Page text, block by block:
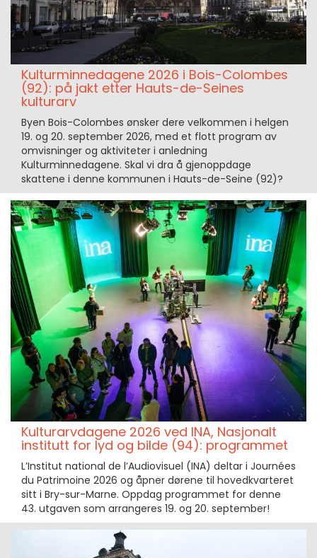
Kulturminnedagene 2026 i Bois-Colombes
(92): på jakt etter Hauts-de-Seines
kulturarv
Byen Bois-Colombes ønsker dere velkommen i helgen
19. og 20. september 2026, med et flott program av
omvisninger og aktiviteter i anledning
Kulturminnedagene. Skal vi dra å gjenoppdage
skattene i denne kommunen i Hauts-de-Seine (92)?
Kulturarvdagene 2026 ved INA, Nasjonalt
institutt for lyd og bilde (94): programmet
L’Institut national de l’Audiovisuel (INA) deltar i Journées
du Patrimoine 2026 og åpner dørene til hovedkvarteret
sitt i Bry-sur-Marne. Oppdag programmet for denne
43. utgaven som arrangeres 19. og 20. september!